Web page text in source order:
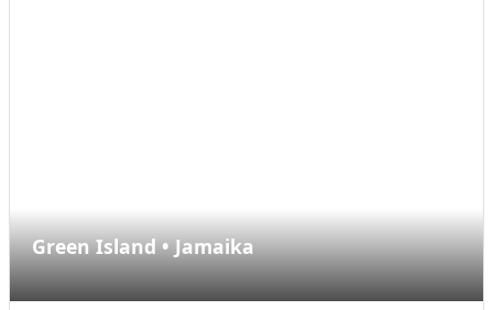
Green Island • Jamaika